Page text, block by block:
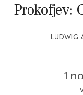
Prokofjev:
LUDWIG
1